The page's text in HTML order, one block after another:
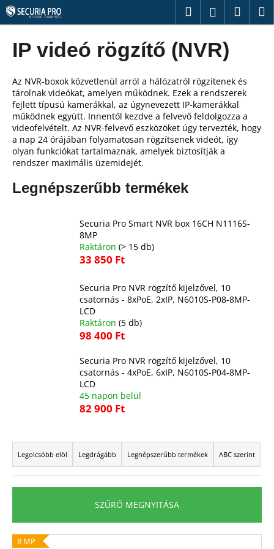
Ugrás
fő
tartalomhoz
Keresés Kosár
IP videó rögzítő (NVR)
Az NVR-boxok közvetlenül arról a hálózatról rögzítenek és
tárolnak videókat, amelyen működnek. Ezek a rendszerek
fejlett típusú kamerákkal, az úgynevezett IP-kamerákkal
működnek együtt. Innentől kezdve a felvevő feldolgozza a
videofelvételt. Az NVR-felvevő eszközöket úgy tervezték, hogy
a nap 24 órájában folyamatosan rögzítsenek videót, így
olyan funkciókat tartalmaznak, amelyek biztosítják a
rendszer maximális üzemidejét.
Legnépszerűbb termékek
Securia Pro Smart NVR box 16CH N1116S-
8MP
Raktáron (> 15 db)
33 850 Ft
Securia Pro NVR rögzítő kijelzővel, 10
csatornás - 8xPoE, 2xIP, N6010S-P08-8MP-
LCD
Raktáron (5 db)
98 400 Ft
Securia Pro NVR rögzítő kijelzővel, 10
csatornás - 4xPoE, 6xIP, N6010S-P04-8MP-
LCD
45 napon belül
82 900 Ft
T
e
r
m
k
e
Legolcsóbb elöl Legdrágább Legnépszerűbb termékek ABC szerint
SZŰRŐ MEGNYITÁSA
T
8 MP
K
o
i
t
k
e
r
e
s
?
KERESÉS